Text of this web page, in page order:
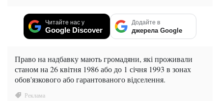
Читайте нас у
Google Discover
Додайте в
джерела Google
Право на надбавку мають громадяни, які проживали
станом на 26 квітня 1986 або до 1 січня 1993 в зонах
обов'язкового або гарантованого відселення.